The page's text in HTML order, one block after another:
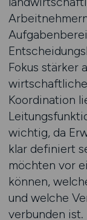
Fokus stärker
Koordination
wichtig, da
klar definiert
möchten vor
können,
und welche
verbunden ist.